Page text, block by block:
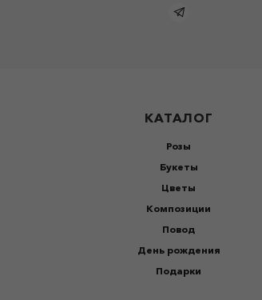
КАТАЛОГ
Розы
Букеты
Цветы
Композиции
Повод
День рождения
Подарки